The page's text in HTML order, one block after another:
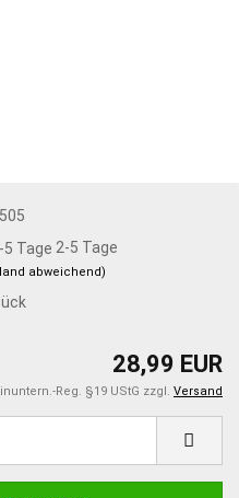
2-5 Tage
abweichend)
28,99 EUR
Reg. §19 UStG zzgl. Versand